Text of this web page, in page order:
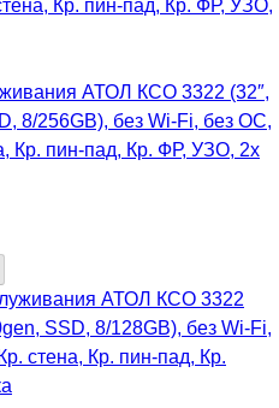
АТОЛ КСО 3322 (32″,
8/256GB), без Wi-Fi, без ОС,
Кр. пин-пад, Кр. ФР, УЗО, 2x